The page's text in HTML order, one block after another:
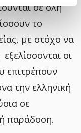
σε όλη
το
με στόχο να
οι
επιτρέπουν
την ελληνική
σε
παράδοση.